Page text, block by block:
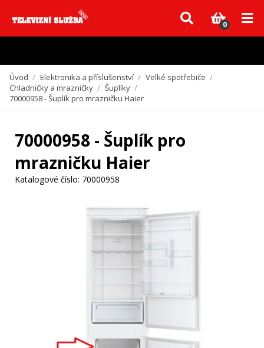
Vzhledem k aktuální situaci se může dodání dílů, které nejsou skladem,
zpozdit. Děkujeme za pochopení.
0
Úvod / Elektronika a příslušenství / Velké spotřebiče /
Chladničky a mrazničky / Šuplíky /
70000958 - Šuplík pro mrazničku Haier
70000958 - Šuplík pro
mrazničku Haier
Katalogové číslo: 70000958